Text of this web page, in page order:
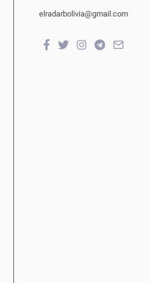
elradarbolivia@gmail.com